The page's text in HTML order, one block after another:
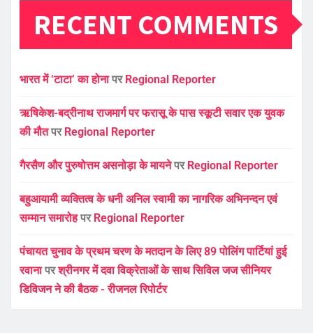
RECENT COMMENTS
भारत में ‘टाटा’ का होनापर Regional Reporter
ऋषिकेश-बद्रीनाथ राजमार्ग पर फरासू के पास स्कूटी सवार एक युवक
की मौतपर Regional Reporter
गैरसैण और पुरुषोत्तम असनोड़ा के मायनेपर Regional Reporter
बहुआयामी व्यक्तित्व के धनी अनिल स्वामी का नागरिक अभिनन्दन एवं
सम्मान समारोहपर Regional Reporter
पंचायत चुनाव के प्रथम चरण के मतदान के लिए 89 पोलिंग पार्टियां हुई
रवानापरश्रीनगर में दवा विक्रेताओं के साथ सिविल जज सीनियर
डिविजन ने की बैठक - रीजनल रिपोर्टर